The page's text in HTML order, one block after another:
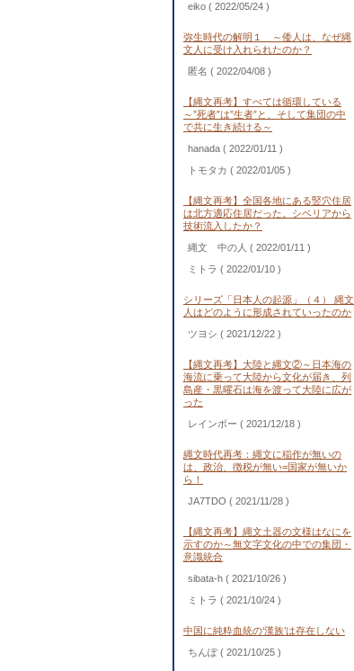
eiko ( 2022/05/24 )
弥生時代の解明１ ～倭人は、なぜ縄
文人に受け入れられたのか？
匿名 ( 2022/04/08 )
【縄文再考】すべては循環している
～”死者”は”生者”と、そして集団の中
で共に生き続ける～
hanada ( 2022/01/11 )
トモタカ ( 2022/01/05 )
【縄文再考】全国各地にある竪穴住居
は北方適応住居だった。シベリアから
技術流入したか？
縄文 中の人 ( 2022/01/11 )
ミトラ ( 2022/01/10 )
シリーズ「日本人の起源」（４） 縄文
人はどのように形成されていったのか
ツヨシ ( 2021/12/22 )
【縄文再考】大陸と縄文②～日本海の
海流に乗って大陸から文化が届き、列
島産・黒曜石は海を渡って大陸に広が
った
レインボー ( 2021/12/18 )
縄文時代再考：縄文に稲作が無いの
は、政治、徴税が無い=国家が無いか
ら！
JA7TDO ( 2021/11/28 )
【縄文再考】縄文土器の文様はなにを
示すのか～無文字文化の中での集団・
意識統合
sibata-h ( 2021/10/26 )
ミトラ ( 2021/10/24 )
中国に純粋血統の‘漢族’は存在しない
ちんぽ( 2021/10/25 )